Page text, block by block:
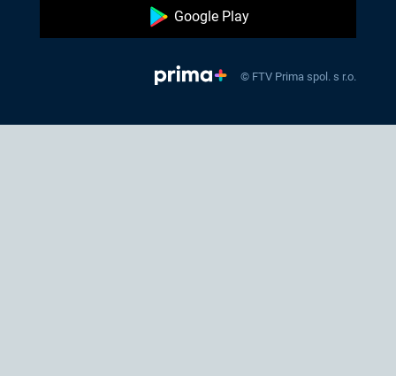
Google Play
© FTV Prima spol. s r.o.